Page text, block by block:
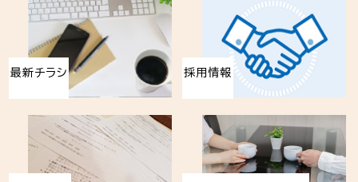
最新チラシ 採用情報